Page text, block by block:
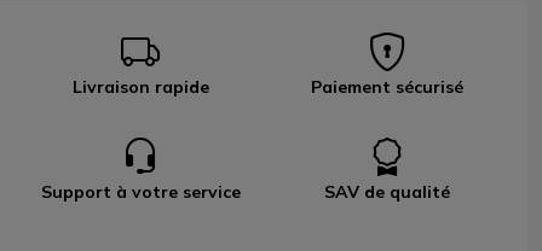
Livraison rapide Paiement sécurisé
Support à votre service SAV de qualité